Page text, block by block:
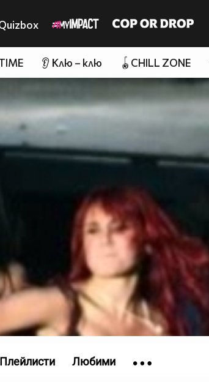
👂 Клю – клю 🪀CHILL ZONE
Плейлисти Любими